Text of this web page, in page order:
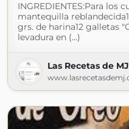
INGREDIENTES :Para los
mantequilla
grs. de harina12 galletas
levadura en (...)
Las Recetas de MJ